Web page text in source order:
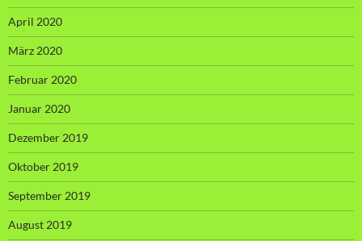
April 2020
März 2020
Februar 2020
Januar 2020
Dezember 2019
Oktober 2019
September 2019
August 2019